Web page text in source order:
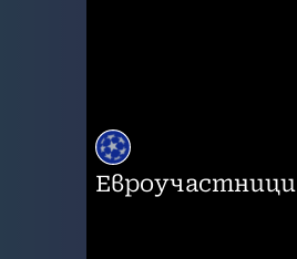
Евроучастници